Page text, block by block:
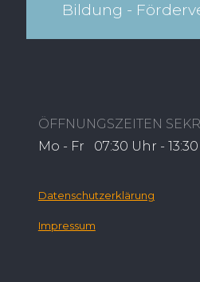
Bildung -
ÖFFNUNGSZEITEN
Mo - Fr 07:30 Uhr -
Datenschutzerklärung
Impressum